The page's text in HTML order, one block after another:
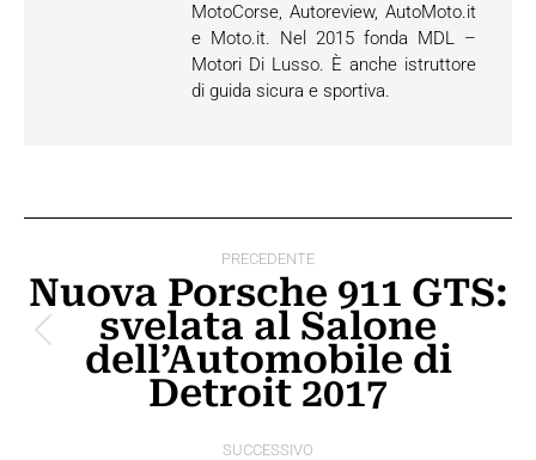
MotoCorse, Autoreview, AutoMoto.it
e Moto.it. Nel 2015 fonda MDL –
Motori Di Lusso. È anche istruttore
di guida sicura e sportiva.
tra
post
PRECEDENTE
Post
precedente:
Nuova Porsche 911 GTS:
svelata al Salone
dell’Automobile di
Detroit 2017
SUCCESSIVO